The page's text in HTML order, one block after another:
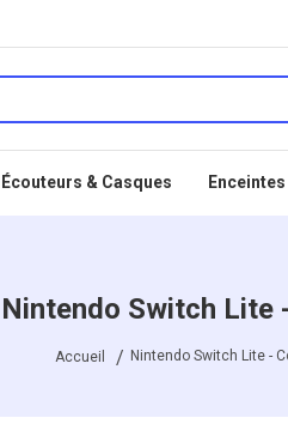
Écouteurs & Casques Enceintes
Accueil Nintendo Switch Lite -
Nintendo Switch Lite